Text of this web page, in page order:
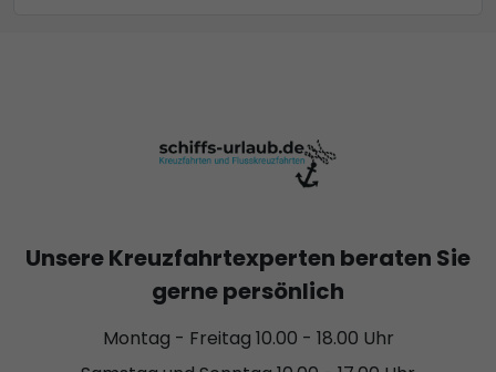
Unsere Kreuzfahrtexperten beraten Sie
gerne persönlich
Montag - Freitag 10.00 - 18.00 Uhr